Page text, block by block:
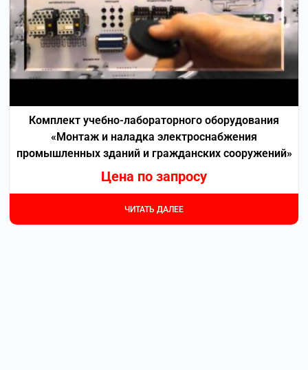
Комплект учебно-лабораторного оборудования
«Монтаж и наладка электроснабжения
промышленных зданий и гражданских сооружений»
Цена по запросу
ЧИТАТЬ ДАЛЕЕ